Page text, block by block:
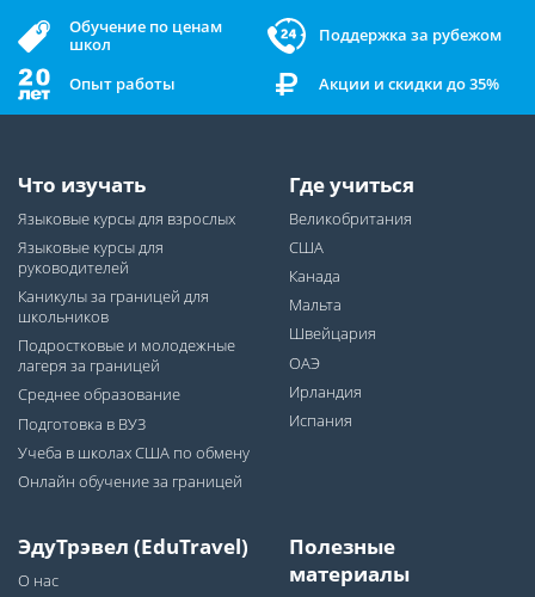
Обучение по ценам
школ
Поддержка за рубежом
Опыт работы Акции и скидки до 35%
Что изучать
Языковые курсы для взрослых
Языковые курсы для
руководителей
Каникулы за границей для
школьников
Подростковые и молодежные
лагеря за границей
Среднее образование
Подготовка в ВУЗ
Учеба в школах США по обмену
Онлайн обучение за границей
Где учиться
Великобритания
США
Канада
Мальта
Швейцария
ОАЭ
Ирландия
Испания
ЭдуТрэвел (EduTravel)
О нас
Полезные
материалы